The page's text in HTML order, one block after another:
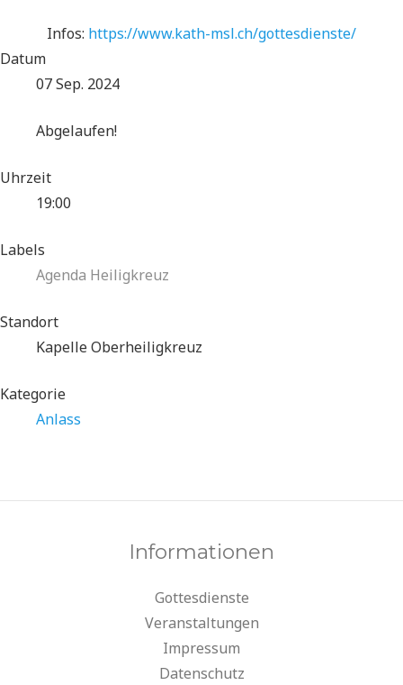
Infos: https://www.kath-msl.ch/gottesdienste/
Datum
07 Sep. 2024
Abgelaufen!
Uhrzeit
19:00
Labels
Agenda Heiligkreuz
Standort
Kapelle Oberheiligkreuz
Kategorie
Anlass
Informationen
Gottesdienste
Veranstaltungen
Impressum
Datenschutz